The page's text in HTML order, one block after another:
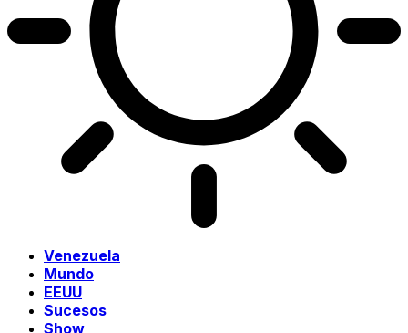
Venezuela
Mundo
EEUU
Sucesos
Show